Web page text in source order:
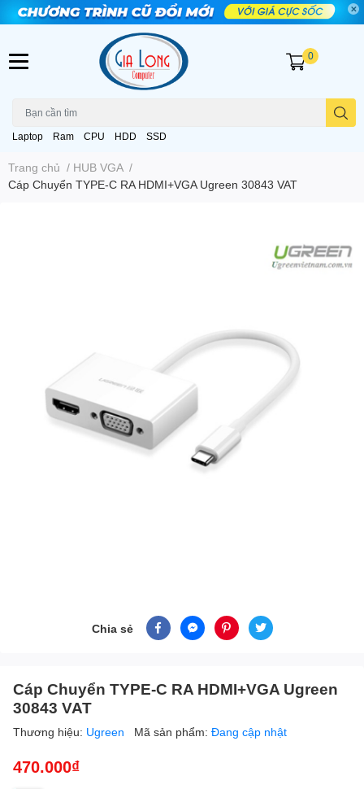
Laptop Ram CPU HDD SSD
0
Trang chủ / HUB VGA /
Cáp Chuyển TYPE-C RA HDMI+VGA Ugreen 30843 VAT
Chia sẻ
Cáp Chuyển TYPE-C RA HDMI+VGA Ugreen
30843 VAT
Thương hiệu: Ugreen Mã sản phẩm: Đang cập nhật
470.000₫